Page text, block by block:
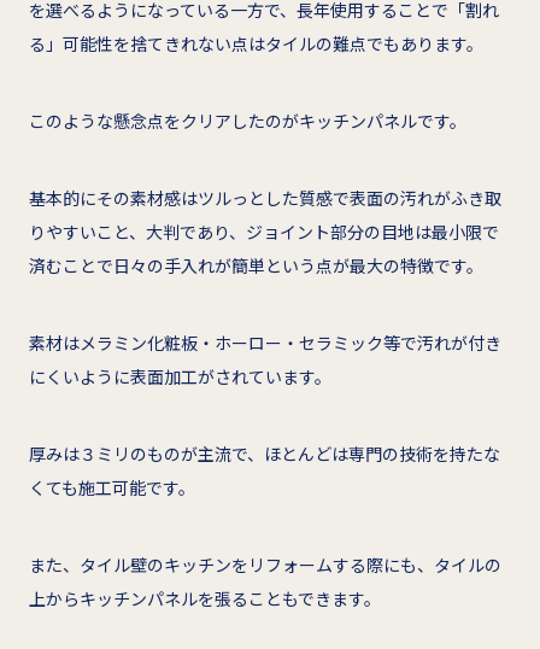
を選べるようになっている一方で、長年使用することで「割れ
る」可能性を捨てきれない点はタイルの難点でもあります。
このような懸念点をクリアしたのがキッチンパネルです。
基本的にその素材感はツルっとした質感で表面の汚れがふき取
りやすいこと、大判であり、ジョイント部分の目地は最小限で
済むことで日々の手入れが簡単という点が最大の特徴です。
素材はメラミン化粧板・ホーロー・セラミック等で汚れが付き
にくいように表面加工がされています。
厚みは３ミリのものが主流で、ほとんどは専門の技術を持たな
くても施工可能です。
また、タイル壁のキッチンをリフォームする際にも、タイルの
上からキッチンパネルを張ることもできます。